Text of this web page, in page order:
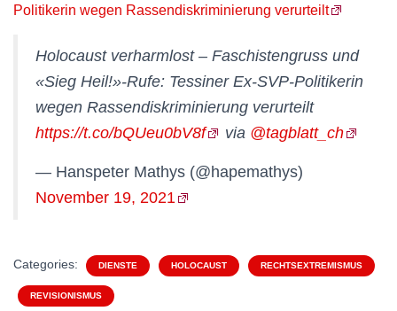
Politikerin wegen Rassendiskriminierung verurteilt
Holocaust verharmlost – Faschistengruss und
«Sieg Heil!»-Rufe: Tessiner Ex-SVP-Politikerin
wegen Rassendiskriminierung verurteilt
https://t.co/bQUeu0bV8f
via @tagblatt_ch
— Hanspeter Mathys (@hapemathys)
November 19, 2021
Categories: DIENSTE HOLOCAUST RECHTSEXTREMISMUS
REVISIONISMUS